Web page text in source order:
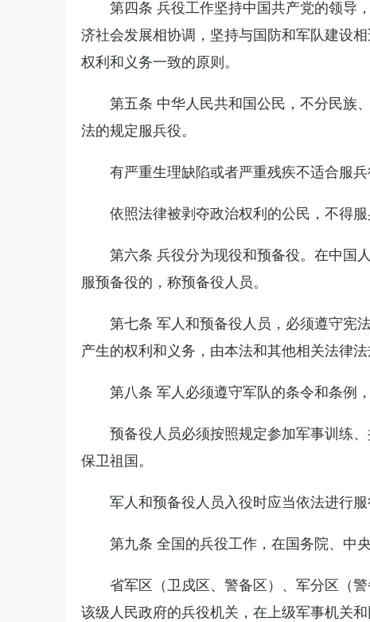
第四条 兵役工作坚持中国共产党的领导
济社会发展相协调，坚持与国防和军队建设
权利和义务一致的原则。
第五条 中华人民共和国公民，不分民族
法的规定服兵役。
有严重生理缺陷或者严重残疾不适合服兵
依照法律被剥夺政治权利的公民，不得服
第六条 兵役分为现役和预备役。在中国
服预备役的，称预备役人员。
第七条 军人和预备役人员，必须遵守宪
产生的权利和义务，由本法和其他相关法律法
第八条 军人必须遵守军队的条令和条例
预备役人员必须按照规定参加军事训练
保卫祖国。
军人和预备役人员入役时应当依法进行服
第九条 全国的兵役工作，在国务院、中
省军区（卫戍区、警备区）、军分区（
该级人民政府的兵役机关，在上级军事机关